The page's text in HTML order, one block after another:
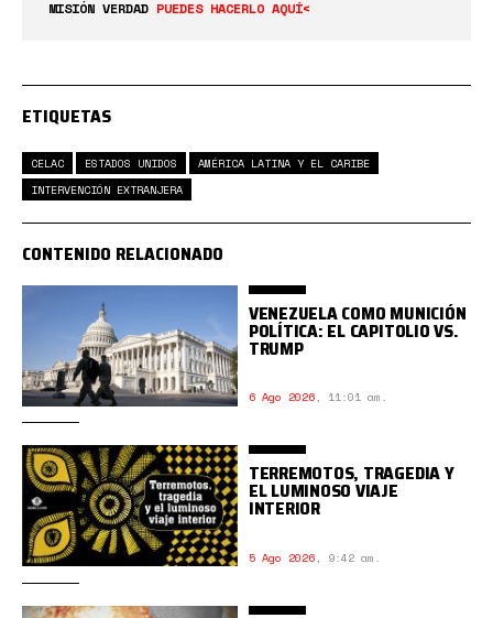
MISIÓN VERDAD PUEDES HACERLO AQUÍ<
ETIQUETAS
CELAC ESTADOS UNIDOS
AMÉRICA LATINA Y EL CARIBE
INTERVENCIÓN EXTRANJERA
CONTENIDO RELACIONADO
VENEZUELA COMO MUNICIÓN
POLÍTICA: EL CAPITOLIO VS.
TRUMP
6 Ago 2026, 11:01 am.
TERREMOTOS, TRAGEDIA Y
EL LUMINOSO VIAJE
INTERIOR
5 Ago 2026, 9:42 am.